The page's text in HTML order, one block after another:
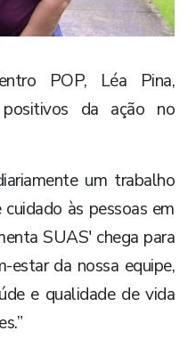
POP, Léa Pina,
da ação no
um trabalho
às pessoas em
SUAS' chega para
da nossa equipe,
e qualidade de vida